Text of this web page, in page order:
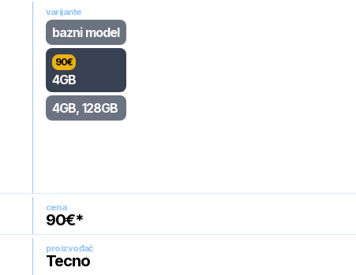
varijante
bazni model
90€
4GB
4GB, 128GB
cena
90€*
proizvođač
Tecno